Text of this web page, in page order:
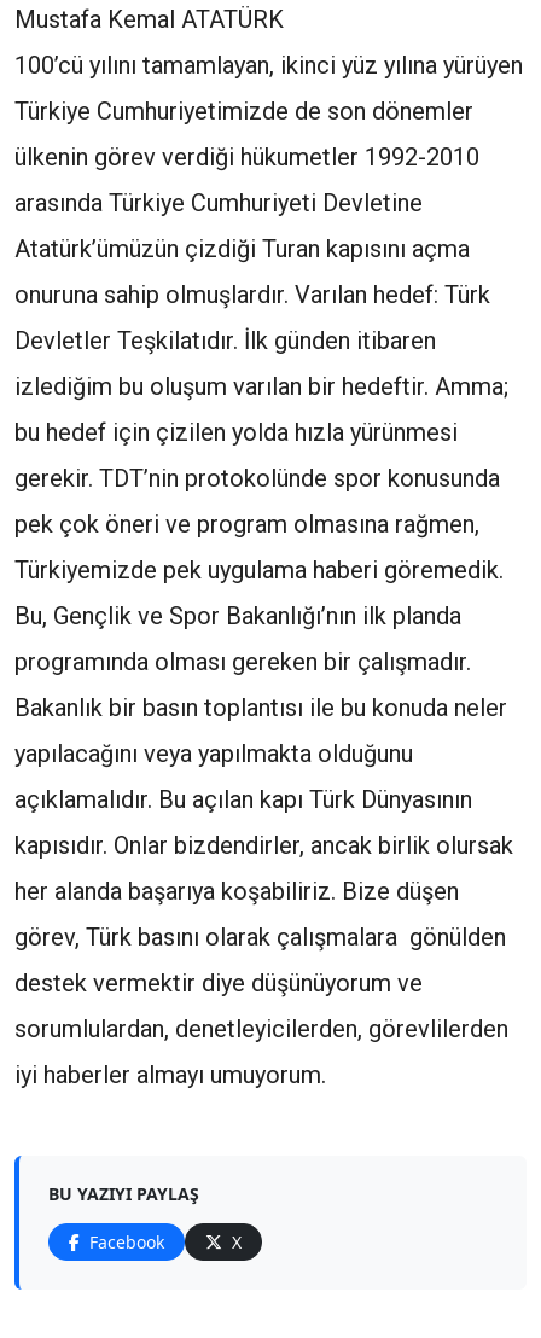
Mustafa Kemal ATATÜRK
100’cü yılını tamamlayan, ikinci yüz yılına yürüyen
Türkiye Cumhuriyetimizde de son dönemler
ülkenin görev verdiği hükumetler 1992-2010
arasında Türkiye Cumhuriyeti Devletine
Atatürk’ümüzün çizdiği Turan kapısını açma
onuruna sahip olmuşlardır. Varılan hedef: Türk
Devletler Teşkilatıdır. İlk günden itibaren
izlediğim bu oluşum varılan bir hedeftir. Amma;
bu hedef için çizilen yolda hızla yürünmesi
gerekir. TDT’nin protokolünde spor konusunda
pek çok öneri ve program olmasına rağmen,
Türkiyemizde pek uygulama haberi göremedik.
Bu, Gençlik ve Spor Bakanlığı’nın ilk planda
programında olması gereken bir çalışmadır.
Bakanlık bir basın toplantısı ile bu konuda neler
yapılacağını veya yapılmakta olduğunu
açıklamalıdır. Bu açılan kapı Türk Dünyasının
kapısıdır. Onlar bizdendirler, ancak birlik olursak
her alanda başarıya koşabiliriz. Bize düşen
görev, Türk basını olarak çalışmalara gönülden
destek vermektir diye düşünüyorum ve
sorumlulardan, denetleyicilerden, görevlilerden
iyi haberler almayı umuyorum.
BU YAZIYI PAYLAŞ
Facebook X